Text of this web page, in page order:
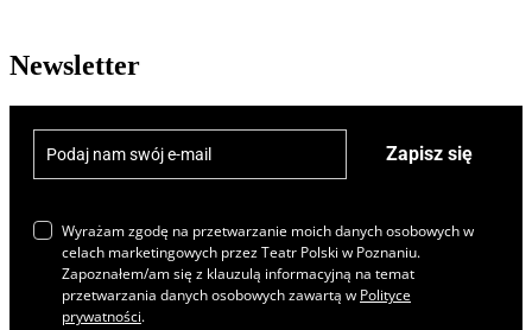
Newsletter
Zapisz się
Wyrażam zgodę na przetwarzanie moich danych osobowych w
celach marketingowych przez Teatr Polski w Poznaniu.
Zapoznałem/am się z klauzulą informacyjną na temat
przetwarzania danych osobowych zawartą w Polityce
prywatności.